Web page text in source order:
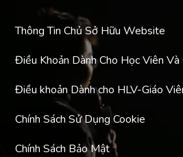
Thông Tin Chủ Sở Hữu Website
Điều Khoản Dành Cho Học Viên Và
Điều khoản Dành cho HLV-Giáo
Chính Sách Sử Dụng Cookie
Chính Sách Bảo Mật